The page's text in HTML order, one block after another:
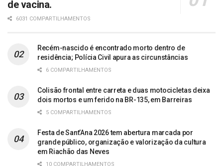
de vacina.
6031 COMPARTILHAMENTOS
Recém-nascido é encontrado morto dentro de
residência; Polícia Civil apura as circunstâncias
6 COMPARTILHAMENTOS
Colisão frontal entre carreta e duas motocicletas deixa
dois mortos e um ferido na BR-135, em Barreiras
5 COMPARTILHAMENTOS
Festa de Sant’Ana 2026 tem abertura marcada por
grande público, organização e valorização da cultura
em Riachão das Neves
10 COMPARTILHAMENTOS